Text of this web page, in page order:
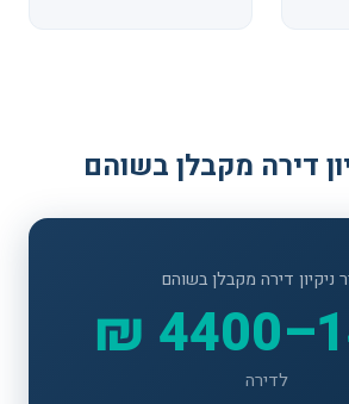
דירה מקבלן בשוהם
ניקיון דירה מקבלן בשוהם
לדירה